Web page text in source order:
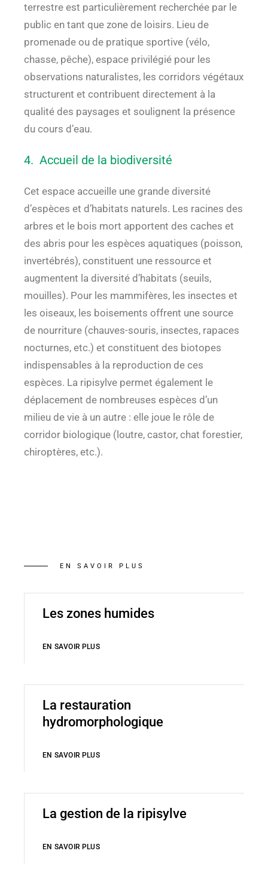
terrestre est particulièrement recherchée par le
public en tant que zone de loisirs. Lieu de
promenade ou de pratique sportive (vélo,
chasse, pêche), espace privilégié pour les
observations naturalistes, les corridors végétaux
structurent et contribuent directement à la
qualité des paysages et soulignent la présence
du cours d’eau.
4. Accueil de la biodiversité
Cet espace accueille une grande diversité
d’espèces et d’habitats naturels. Les racines des
arbres et le bois mort apportent des caches et
des abris pour les espèces aquatiques (poisson,
invertébrés), constituent une ressource et
augmentent la diversité d’habitats (seuils,
mouilles). Pour les mammifères, les insectes et
les oiseaux, les boisements offrent une source
de nourriture (chauves-souris, insectes, rapaces
nocturnes, etc.) et constituent des biotopes
indispensables à la reproduction de ces
espèces. La ripisylve permet également le
déplacement de nombreuses espèces d’un
milieu de vie à un autre : elle joue le rôle de
corridor biologique (loutre, castor, chat forestier,
chiroptères, etc.).
EN SAVOIR PLUS
Les zones humides
EN SAVOIR PLUS
La restauration
hydromorphologique
EN SAVOIR PLUS
La gestion de la ripisylve
EN SAVOIR PLUS